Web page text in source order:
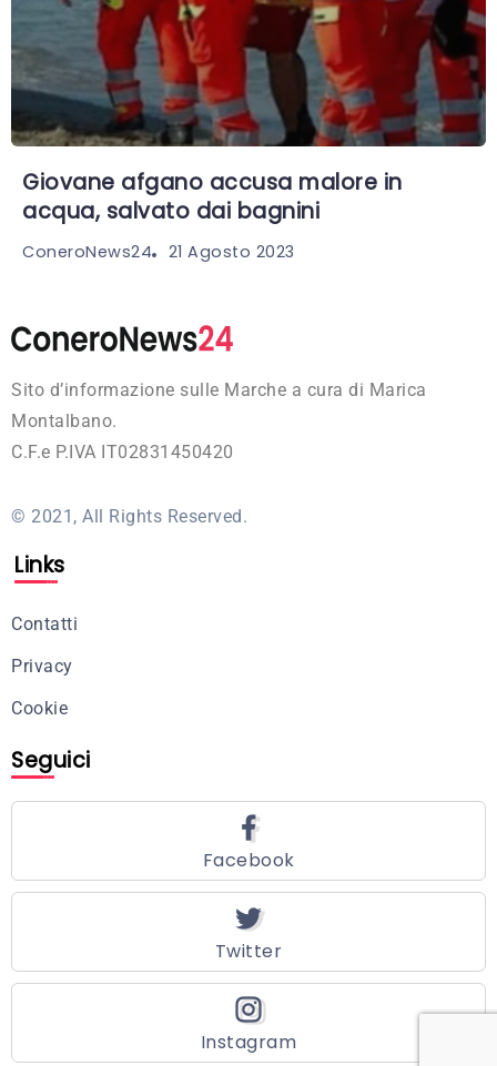
Giovane afgano accusa malore in
acqua, salvato dai bagnini
ConeroNews24 21 Agosto 2023
Sito d’informazione sulle Marche a cura di Marica
Montalbano.
C.F.e P.IVA IT02831450420
© 2021, All Rights Reserved.
Links
Contatti
Privacy
Cookie
Seguici
Facebook
Twitter
Instagram